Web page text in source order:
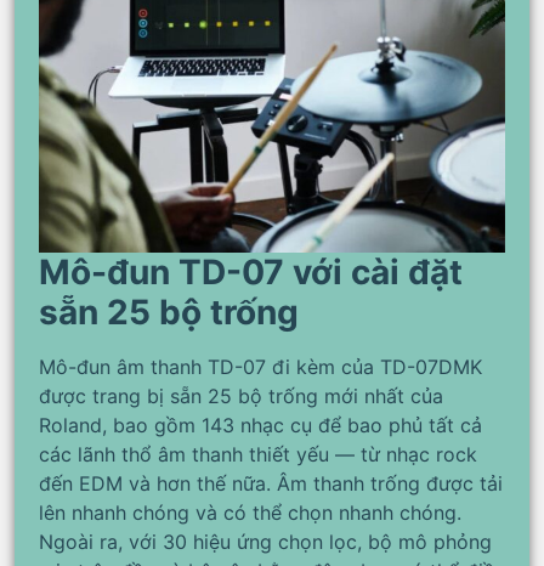
Mô-đun TD-07 với cài đặt
sẵn 25 bộ trống
Mô-đun âm thanh TD-07 đi kèm của TD-07DMK
được trang bị sẵn 25 bộ trống mới nhất của
Roland, bao gồm 143 nhạc cụ để bao phủ tất cả
các lãnh thổ âm thanh thiết yếu — từ nhạc rock
đến EDM và hơn thế nữa. Âm thanh trống được tải
lên nhanh chóng và có thể chọn nhanh chóng.
Ngoài ra, với 30 hiệu ứng chọn lọc, bộ mô phỏng